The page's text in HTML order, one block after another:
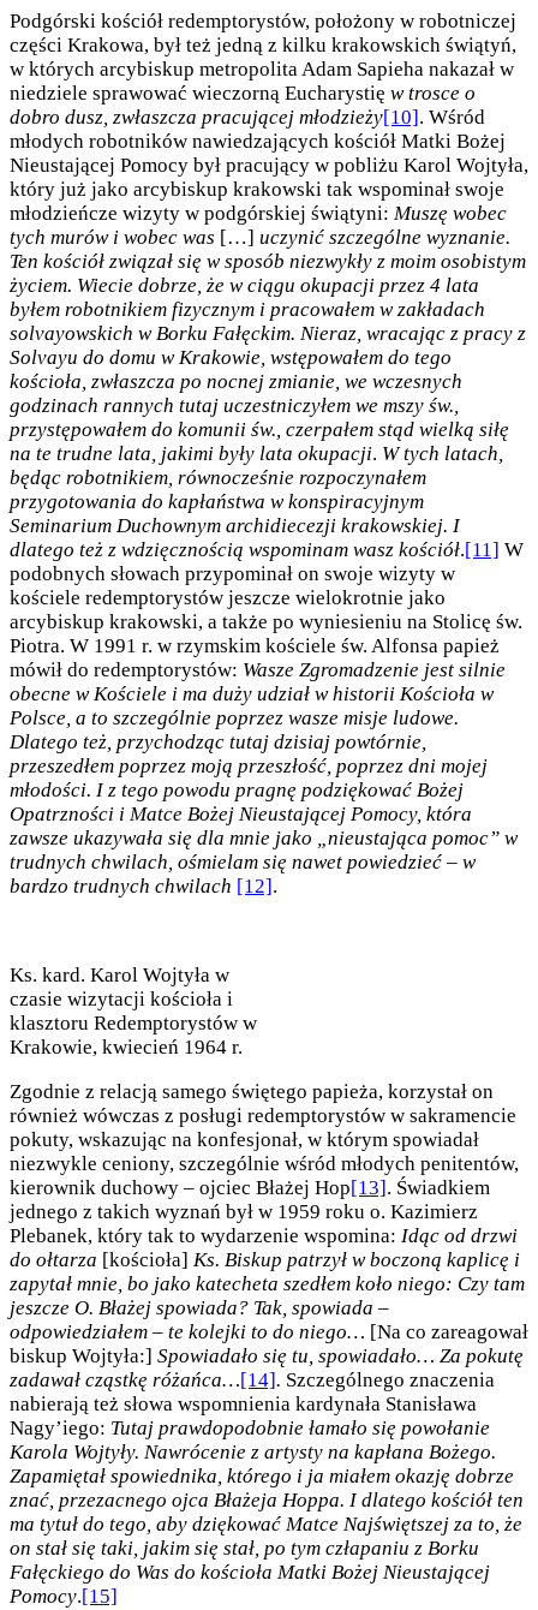
Podgórski kościół redemptorystów, położony w robotniczej
części Krakowa, był też jedną z kilku krakowskich świątyń,
w których arcybiskup metropolita Adam Sapieha nakazał w
niedziele sprawować wieczorną Eucharystię w trosce o
dobro dusz, zwłaszcza pracującej młodzieży[10] . Wśród
młodych robotników nawiedzających kościół Matki Bożej
Nieustającej Pomocy był pracujący w pobliżu Karol Wojtyła,
który już jako arcybiskup krakowski tak wspominał swoje
młodzieńcze wizyty w podgórskiej świątyni: Muszę wobec
tych murów i wobec was […] uczynić szczególne wyznanie.
Ten kościół związał się w sposób niezwykły z moim osobistym
życiem. Wiecie dobrze, że w ciągu okupacji przez 4 lata
byłem robotnikiem fizycznym i pracowałem w zakładach
solvayowskich w Borku Fałęckim. Nieraz, wracając z pracy z
Solvayu do domu w Krakowie, wstępowałem do tego
kościoła, zwłaszcza po nocnej zmianie, we wczesnych
godzinach rannych tutaj uczestniczyłem we mszy św.,
przystępowałem do komunii św., czerpałem stąd wielką siłę
na te trudne lata, jakimi były lata okupacji. W tych latach,
będąc robotnikiem, równocześnie rozpoczynałem
przygotowania do kapłaństwa w konspiracyjnym
Seminarium Duchownym archidiecezji krakowskiej. I
dlatego też z wdzięcznością wspominam wasz kościół.[11] W
podobnych słowach przypominał on swoje wizyty w
kościele redemptorystów jeszcze wielokrotnie jako
arcybiskup krakowski, a także po wyniesieniu na Stolicę św.
Piotra. W 1991 r. w rzymskim kościele św. Alfonsa papież
mówił do redemptorystów: Wasze Zgromadzenie jest silnie
obecne w Kościele i ma duży udział w historii Kościoła w
Polsce, a to szczególnie poprzez wasze misje ludowe.
Dlatego też, przychodząc tutaj dzisiaj powtórnie,
przeszedłem poprzez moją przeszłość, poprzez dni mojej
młodości. I z tego powodu pragnę podziękować Bożej
Opatrzności i Matce Bożej Nieustającej Pomocy, która
zawsze ukazywała się dla mnie jako „nieustająca pomoc” w
trudnych chwilach, ośmielam się nawet powiedzieć – w
bardzo trudnych chwilach [12] .
Ks. kard. Karol Wojtyła w
czasie wizytacji kościoła i
klasztoru Redemptorystów w
Krakowie, kwiecień 1964 r.
Zgodnie z relacją samego świętego papieża, korzystał on
również wówczas z posługi redemptorystów w sakramencie
pokuty, wskazując na konfesjonał, w którym spowiadał
niezwykle ceniony, szczególnie wśród młodych penitentów,
kierownik duchowy – ojciec Błażej Hop[13] . Świadkiem
jednego z takich wyznań był w 1959 roku o. Kazimierz
Plebanek, który tak to wydarzenie wspomina: Idąc od drzwi
do ołtarza [kościoła] Ks. Biskup patrzył w boczoną kaplicę i
zapytał mnie, bo jako katecheta szedłem koło niego: Czy tam
jeszcze O. Błażej spowiada? Tak, spowiada –
odpowiedziałem – te kolejki to do niego… [Na co zareagował
biskup Wojtyła:] Spowiadało się tu, spowiadało… Za pokutę
zadawał cząstkę różańca…[14]. Szczególnego znaczenia
nabierają też słowa wspomnienia kardynała Stanisława
Nagy’iego: Tutaj prawdopodobnie łamało się powołanie
Karola Wojtyły. Nawrócenie z artysty na kapłana Bożego.
Zapamiętał spowiednika, którego i ja miałem okazję dobrze
znać, przezacnego ojca Błażeja Hoppa. I dlatego kościół ten
ma tytuł do tego, aby dziękować Matce Najświętszej za to, że
on stał się taki, jakim się stał, po tym człapaniu z Borku
Fałęckiego do Was do kościoła Matki Bożej Nieustającej
Pomocy.[15]